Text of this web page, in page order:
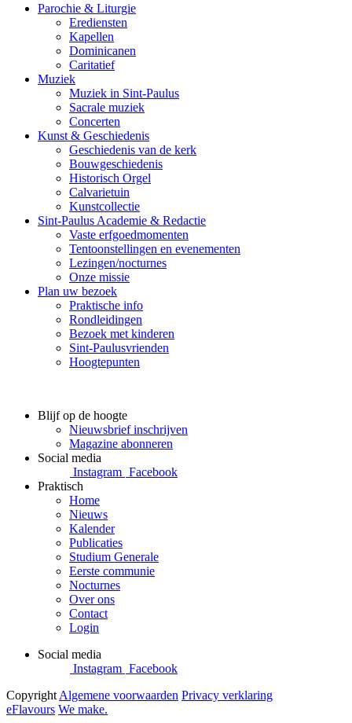
Parochie & Liturgie
Erediensten
Kapellen
Dominicanen
Caritatief
Muziek
Muziek in Sint-Paulus
Sacrale muziek
Concerten
Kunst & Geschiedenis
Geschiedenis van de kerk
Bouwgeschiedenis
Historisch Orgel
Calvarietuin
Kunstcollectie
Sint-Paulus Academie & Redactie
Vaste erfgoedmomenten
Tentoonstellingen en evenementen
Lezingen/nocturnes
Onze missie
Plan uw bezoek
Praktische info
Rondleidingen
Bezoek met kinderen
Sint-Paulusvrienden
Hoogtepunten
Blijf op de hoogte
Nieuwsbrief inschrijven
Magazine abonneren
Social media
Instagram Facebook
Praktisch
Home
Nieuws
Kalender
Publicaties
Studium Generale
Eerste communie
Nocturnes
Over ons
Contact
Login
Social media
Instagram Facebook
Copyright Algemene voorwaarden Privacy verklaring
eFlavours We make.